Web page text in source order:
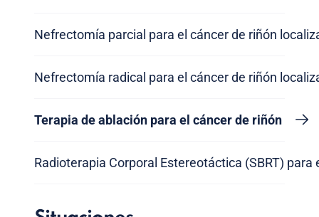
Nefrectomía parcial para el cáncer de riñón
Nefrectomía radical para el cáncer de riñón
Terapia de ablación para el cáncer de riñón
Radioterapia Corporal Estereotáctica (SBRT) para